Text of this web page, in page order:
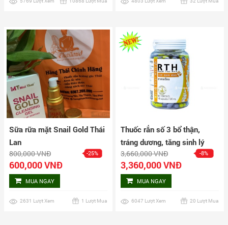
Sữa rữa mặt Snail Gold Thái
Lan
800,000 VNĐ -25%
600,000 VNĐ
MUA NGAY
2631 Lượt Xem 1 Lượt Mua
Thuốc rắn số 3 bổ thận,
tráng dương, tăng sinh lý
nam Cir Bian Wan hộp 160
viên
3,660,000 VNĐ -8%
3,360,000 VNĐ
MUA NGAY
6047 Lượt Xem 20 Lượt Mua